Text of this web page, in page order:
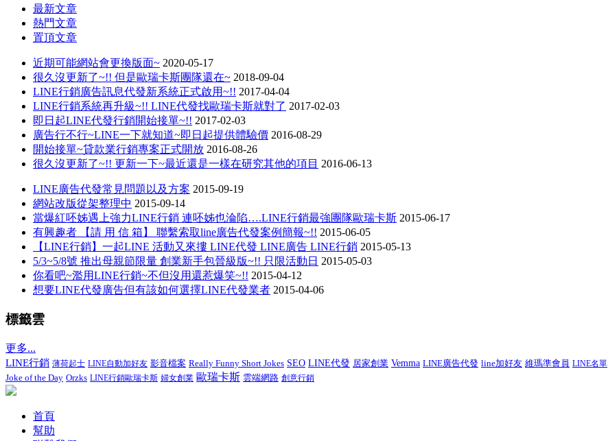
最新文章
熱門文章
置頂文章
近期可能網站會更換版面~ 2020-05-17
很久沒更新了~!! 但是歐瑞卡斯團隊還在~ 2018-09-04
LINE行銷廣告訊息代發新系統正式啟用~!! 2017-04-04
LINE行銷系統再升級~!! LINE代發找歐瑞卡斯就對了 2017-02-03
即日起LINE代發行銷開始接單~!! 2017-02-03
廣告行不行~LINE一下就知道~即日起提供體驗價 2016-08-29
開始接單~貸款業行銷專案正式開放 2016-08-26
很久沒更新了~!! 更新一下~最近還是一樣在研究其他的項目 2016-06-13
LINE廣告代發常見問題以及方案 2015-09-19
網站改版從架整理中 2015-09-14
當爆紅呸姊遇上強力LINE行銷 連呸姊也淪陷….LINE行銷最強團隊歐瑞卡斯 2015-06-17
有興趣者 【請 用 信 箱】 聯繫索取line廣告代發案例簡報~!! 2015-06-05
【LINE行銷】一起LINE 活動又來摟 LINE代發 LINE廣告 LINE行銷 2015-05-13
5/3~5/8號 推出母親節限量 創業新手包晉級版~!! 只限活動日 2015-05-03
你看吧~濫用LINE行銷~不但沒用還惹爆笑~!! 2015-04-12
想要LINE代發廣告但有該如何選擇LINE代發業者 2015-04-06
標籤雲
更多...
LINE行銷 薄荷起士 LINE自動加好友 影音檔案 Really Funny Short Jokes SEO LINE代發 居家創業 Vemma LINE廣告代發 line加好友 維瑪準會員 LINE名單
Joke of the Day Orzks LINE行銷歐瑞卡斯 婦女創業 歐瑞卡斯 雲端網路 創意行銷
首頁
幫助